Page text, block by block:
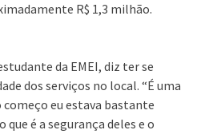
R$ 1,3 milhão.
da EMEI, diz ter se
dos serviços no local. “É uma
eu estava bastante
que é a segurança deles e o